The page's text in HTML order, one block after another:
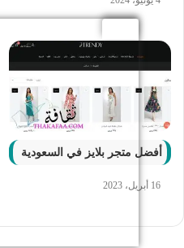
أفضل متجر بلايز في السعودية
16 أبريل، 2023